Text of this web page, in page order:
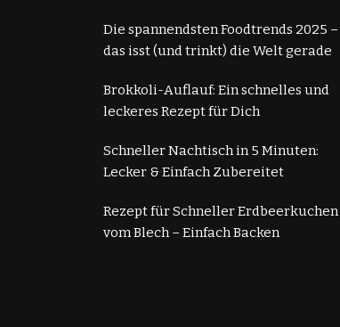
Die spannendsten Foodtrends 2025 –
das isst (und trinkt) die Welt gerade
Brokkoli-Auflauf: Ein schnelles und
leckeres Rezept für Dich
Schneller Nachtisch in 5 Minuten:
Lecker & Einfach Zubereitet
Rezept für Schneller Erdbeerkuchen
vom Blech – Einfach Backen